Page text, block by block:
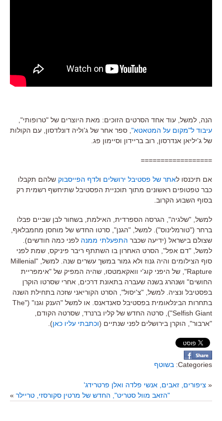
הנה, למשל, עוד אחד הסרטים הזוכים: מאת היוצרים של "טרופותי",
עיבוד ל"מקום על המטאטא", ספר אחר של ג'וליה דונלדסון, עם הקולות
של ג'יליאן אנדרסון, רוב בריידון וסיימון פג.
==================
אם תיכנסו לאתר של פסטיבל ירושלים ולדף הפייסבוק שלהם תקבלו
כבר טפטופים ראשונים מתוך תוכניית הפסטיבל שתיחשף רשמית רק
בסוף השבוע הקרוב.
למשל, "שלגיה", הגרסה הספרדית, האילמת, בשחור לבן שביים פבלו
ברחר ("טורמלינוס"). למשל, "הגנן", סרטו החדש של מוחסן מחמבלאף,
שצולם בישראל (ידיעה שכבר התפעלתי ממנה לפני כמה חודשים).
למשל, "דם אפל", הסרט האחרון בו השתתף ריבר פיניקס, שמת לפני
סוף הצילומים והיה גנוז ולא גמור במשך עשרים שנה. למשל, "Millenial
Rapture", של היפני קוג'י וואקאמטסו, שהיה המפיק של "אימפריית
החושים" ושנהרג בשנה שעברה בתאונת דרכים, אחרי שסרטו הוקרן
בפסטיבל ונציה. למשל, "צ'יסול", הסרט הקוריאני שזכה בתחילת השנה
בתחרות הבינלאומית בפסטיבל סאנדאנס. או למשל "הענק וגנו" ("The
Selfish Giant"), סרטה החדש של קליו ברנרד, שסרטה הקודם,
"ארבור", הוקרן בירושלים לפני שנתיים (וכתבתי עליו כאן).
Categories: בשוטף
« ציפורים, זאבים, אנשי פלדה ואלן פרטרידג'
"הזאב מוול סטריט", החדש של מרטין סקורסזי, טריילר »